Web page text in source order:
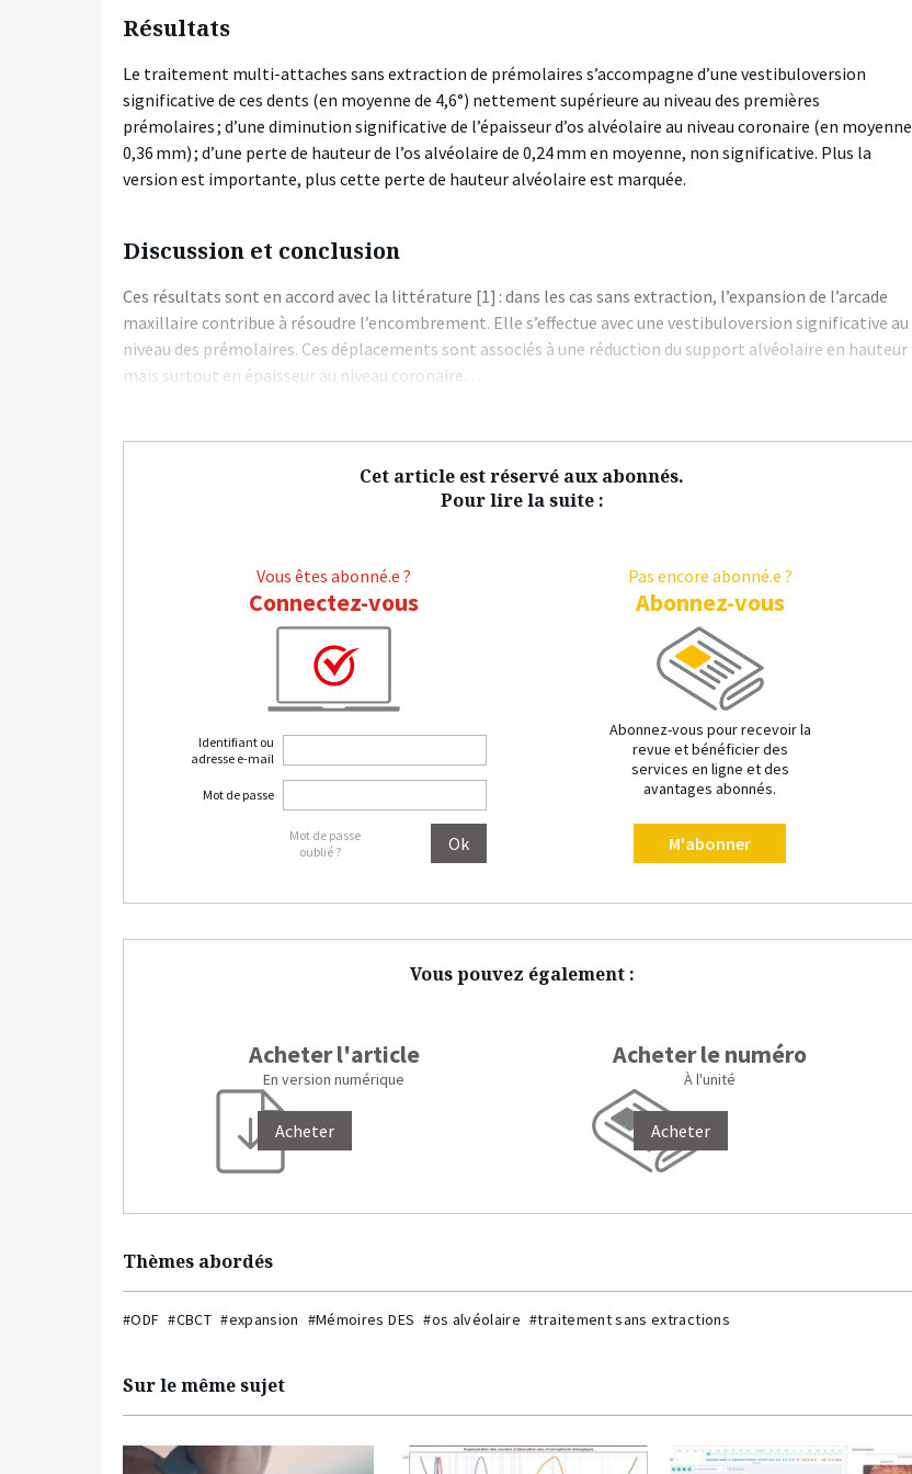
Résultats
Le traitement multi-attaches sans extraction de prémolaires s’accompagne d’une vestibuloversion
significative de ces dents (en moyenne de 4,6°) nettement supérieure au niveau des premières
prémolaires ; d’une diminution significative de l’épaisseur d’os alvéolaire au niveau coronaire (en moyenne
0,36 mm) ; d’une perte de hauteur de l’os alvéolaire de 0,24 mm en moyenne, non significative. Plus la
version est importante, plus cette perte de hauteur alvéolaire est marquée.
Discussion et conclusion
Ces résultats sont en accord avec la littérature [1] : dans les cas sans extraction, l’expansion de l’arcade
maxillaire contribue à résoudre l’encombrement. Elle s’effectue avec une vestibuloversion significative au
niveau des prémolaires. Ces déplacements sont associés à une réduction du support alvéolaire en hauteur
mais surtout en épaisseur au niveau coronaire…
Cet article est réservé aux abonnés.
Pour lire la suite :
Vous êtes abonné.e ?
Connectez-vous
Identifiant ou
adresse e-mail
Mot de passe
Mot de passe
oublié ?
Pas encore abonné.e ?
Abonnez-vous
Abonnez-vous pour recevoir la
revue et bénéficier des
services en ligne et des
avantages abonnés.
M'abonner
Vous pouvez également :
Acheter l'article
En version numérique
Acheter
Acheter le numéro
À l'unité
Acheter
Thèmes abordés
#ODF #CBCT #expansion #Mémoires DES #os alvéolaire #traitement sans extractions
Sur le même sujet